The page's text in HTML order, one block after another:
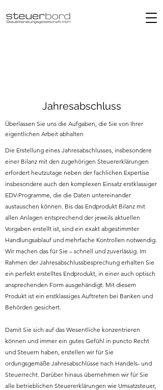
Jahresabschluss
Überlassen Sie uns die Aufgaben, die Sie von Ihrer
eigentlichen Arbeit abhalten
Die Erstellung eines Jahresabschlusses, insbesondere
einer Bilanz mit den zugehörigen Steuererklärungen
erfordert heutzutage neben der fachlichen Expertise
insbesondere auch den komplexen Einsatz erstklassiger
EDV-Programme, die die Daten untereinander
austauschen können. Bis das Endprodukt Bilanz mit
allen Anlagen entsprechend der jeweils aktuellen
Vorgaben erstellt ist, sind ein exakt abgestimmter
Handlungsablauf und mehrfache Kontrollen notwendig.
Wir machen das für Sie – schnell und zuverlässig. Im
Rahmen der Jahresabschlussbesprechung erhalten Sie
ein perfekt erstelltes Endprodukt, in einer auch optisch
ansprechenden Form ausgehändigt. Mit diesem
Produkt ist ein erstklassiges Auftreten bei Banken und
Behörden gesichert.
Damit Sie sich auf das Wesentliche konzentrieren
können und immer ein gutes Gefühl in puncto Recht
und Steuern haben, erstellen wir für Sie
ordungsgemäße Jahresabschlüsse nach Handels- und
Steuerrecht. Darüber hinaus übernehmen wir für Sie
alle betrieblichen Steuererklärungen wie Umsatzsteuer,